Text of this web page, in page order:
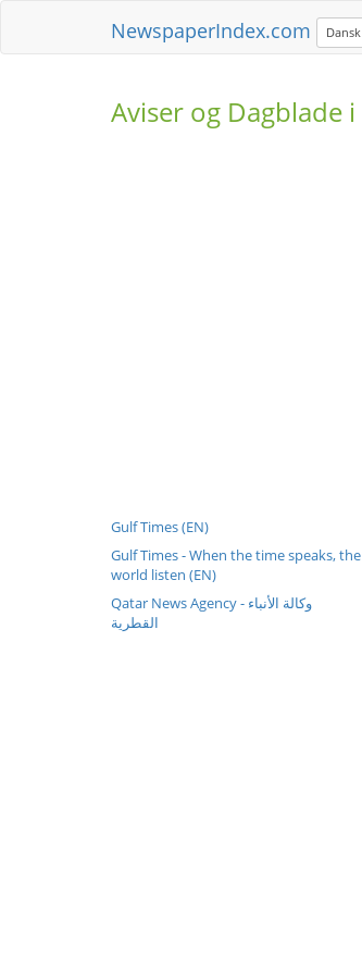
NewspaperIndex.com Dansk
Aviser og Dagblade i
Gulf Times (EN)
Gulf Times - When the time speaks, the
world listen (EN)
Qatar News Agency - وكالة الأنباء
القطرية